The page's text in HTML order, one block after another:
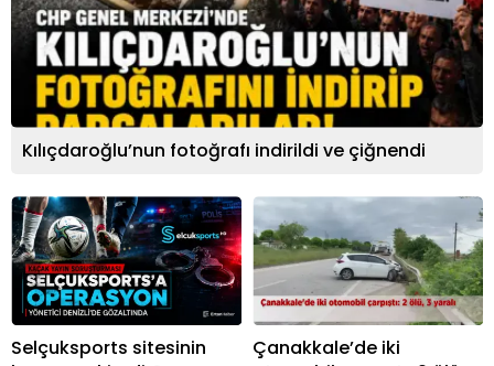
17
Samsunspor 0 0
0
18
Trabzonspor 0 0
Kılıçdaroğlu’nun fotoğrafı indirildi ve çiğnendi
Selçuksports sitesinin
Çanakkale’de iki